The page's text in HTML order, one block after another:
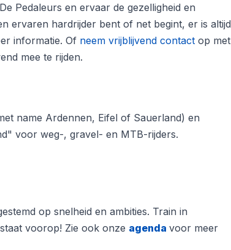
Pedaleurs en ervaar de gezelligheid en
ervaren hardrijder bent of net begint, er is altijd
informatie. Of neem vrijblijvend contact op met
mee te rijden.
name Ardennen, Eifel of Sauerland) en
voor weg-, gravel- en MTB-rijders.
op snelheid en ambities. Train in
voorop! Zie ook onze agenda voor meer